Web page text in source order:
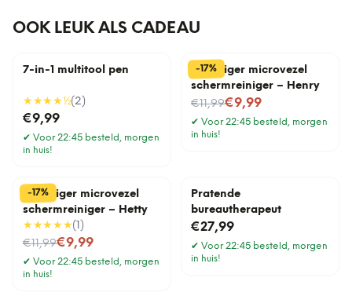
OOK LEUK ALS CADEAU
7-in-1 multitool pen
★★★★½(2 )
€9,99
✔ Voor 22:45 besteld, morgen
in huis!
-17%
Stofzuiger microvezel
schermreiniger – Henry
€11,99
Nu voor€9,99
✔ Voor 22:45 besteld, morgen
in huis!
-17%
Stofzuiger microvezel
schermreiniger – Hetty
★★★★★( 1 )
€11,99
Nu voor€9,99
✔ Voor 22:45 besteld, morgen
in huis!
Pratende
bureautherapeut
€27,99
✔ Voor 22:45 besteld, morgen
in huis!